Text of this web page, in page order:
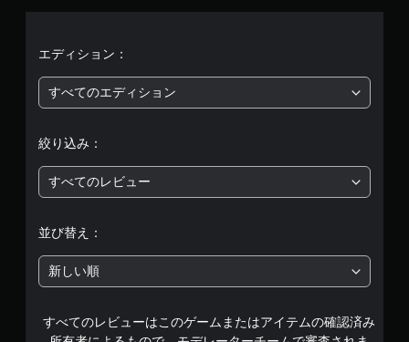
評
は
5
階
中
の
エディション：
すべてのエディション
絞り込み：
すべてのレビュー
並び替え：
新しい順
すべてのレビューはこのゲームまたはアイテムの確認済み